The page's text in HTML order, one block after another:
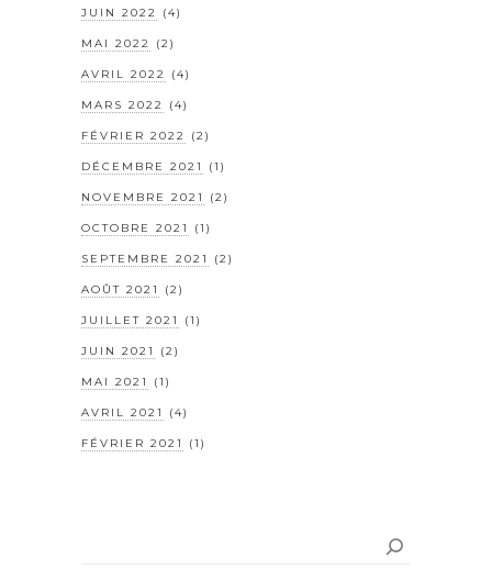
JUIN 2022 (4)
MAI 2022 (2)
AVRIL 2022 (4)
MARS 2022 (4)
FÉVRIER 2022 (2)
DÉCEMBRE 2021 (1)
NOVEMBRE 2021 (2)
OCTOBRE 2021 (1)
SEPTEMBRE 2021 (2)
AOÛT 2021 (2)
JUILLET 2021 (1)
JUIN 2021 (2)
MAI 2021 (1)
AVRIL 2021 (4)
FÉVRIER 2021 (1)